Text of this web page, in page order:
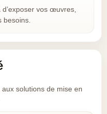
vos œuvres,
besoins.
solutions de mise en